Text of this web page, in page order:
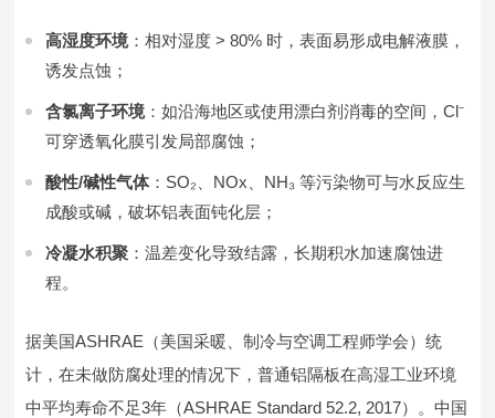
高湿度环境：相对湿度 > 80% 时，表面易形成电解液膜，
诱发点蚀；
含氯离子环境：如沿海地区或使用漂白剂消毒的空间，Cl⁻
可穿透氧化膜引发局部腐蚀；
酸性/碱性气体：SO₂、NOx、NH₃ 等污染物可与水反应生
成酸或碱，破坏铝表面钝化层；
冷凝水积聚 ：温差变化导致结露，长期积水加速腐蚀进
程。
据美国ASHRAE（美国采暖、制冷与空调工程师学会）统
计，在未做防腐处理的情况下，普通铝隔板在高湿工业环境
中平均寿命不足3年（ASHRAE Standard 52.2, 2017）。中国